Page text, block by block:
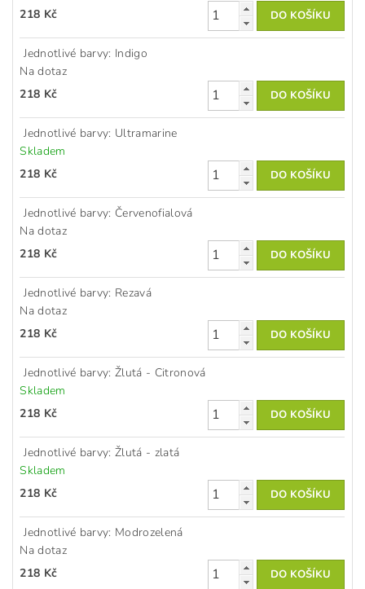
218 Kč
Jednotlivé barvy: Indigo
Na dotaz
218 Kč
Jednotlivé barvy: Ultramarine
Skladem
218 Kč
Jednotlivé barvy: Červenofialová
Na dotaz
218 Kč
Jednotlivé barvy: Rezavá
Na dotaz
218 Kč
Jednotlivé barvy: Žlutá - Citronová
Skladem
218 Kč
Jednotlivé barvy: Žlutá - zlatá
Skladem
218 Kč
Jednotlivé barvy: Modrozelená
Na dotaz
218 Kč